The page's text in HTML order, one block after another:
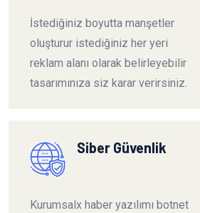
İstediğiniz boyutta manşetler
oluşturur istediğiniz her yeri
reklam alanı olarak belirleyebilir
tasarımınıza siz karar verirsiniz.
Siber Güvenlik
Kurumsalx haber yazılımı botnet